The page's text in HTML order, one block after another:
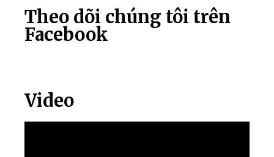
Theo dõi chúng tôi trên
Facebook
Video